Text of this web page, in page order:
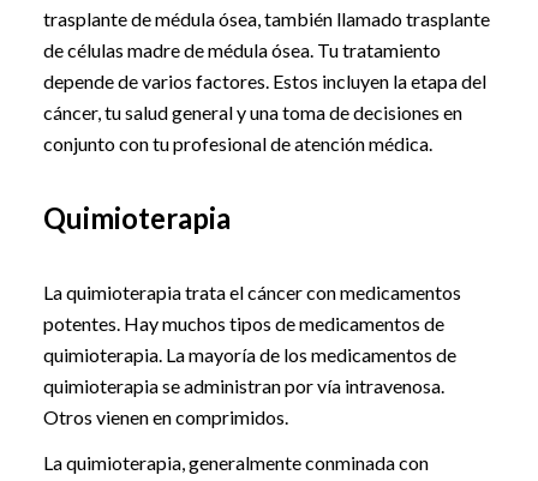
trasplante de médula ósea, también llamado trasplante
de células madre de médula ósea. Tu tratamiento
depende de varios factores. Estos incluyen la etapa del
cáncer, tu salud general y una toma de decisiones en
conjunto con tu profesional de atención médica.
Quimioterapia
La quimioterapia trata el cáncer con medicamentos
potentes. Hay muchos tipos de medicamentos de
quimioterapia. La mayoría de los medicamentos de
quimioterapia se administran por vía intravenosa.
Otros vienen en comprimidos.
La quimioterapia, generalmente conminada con